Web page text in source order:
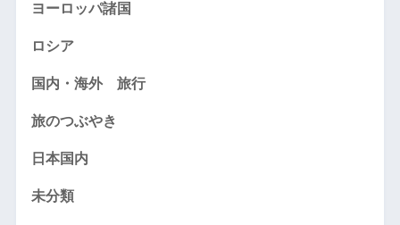
ヨーロッパ諸国
ロシア
国内・海外 旅行
旅のつぶやき
日本国内
未分類